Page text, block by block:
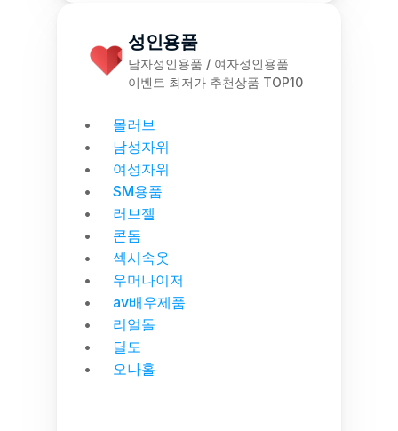
성인용품
남자성인용품 / 여자성인용품
이벤트 최저가 추천상품 TOP10
몰러브
남성자위
여성자위
SM용품
러브젤
콘돔
섹시속옷
우머나이저
av배우제품
리얼돌
딜도
오나홀